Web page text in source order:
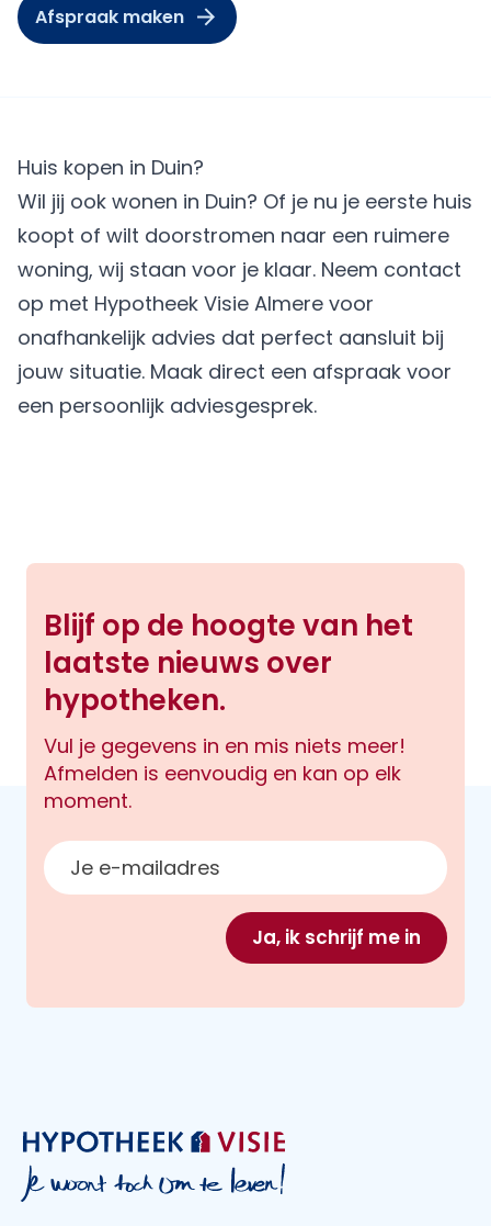
Afspraak maken
Huis kopen in Duin?
Wil jij ook wonen in Duin? Of je nu je eerste huis
koopt of wilt doorstromen naar een ruimere
woning, wij staan voor je klaar. Neem contact
op met Hypotheek Visie Almere voor
onafhankelijk advies dat perfect aansluit bij
jouw situatie. Maak direct een afspraak voor
een persoonlijk adviesgesprek.
Blijf op de hoogte van het
laatste nieuws over
hypotheken.
Vul je gegevens in en mis niets meer!
Afmelden is eenvoudig en kan op elk
moment.
E-mailadres
Ja, ik schrijf me in